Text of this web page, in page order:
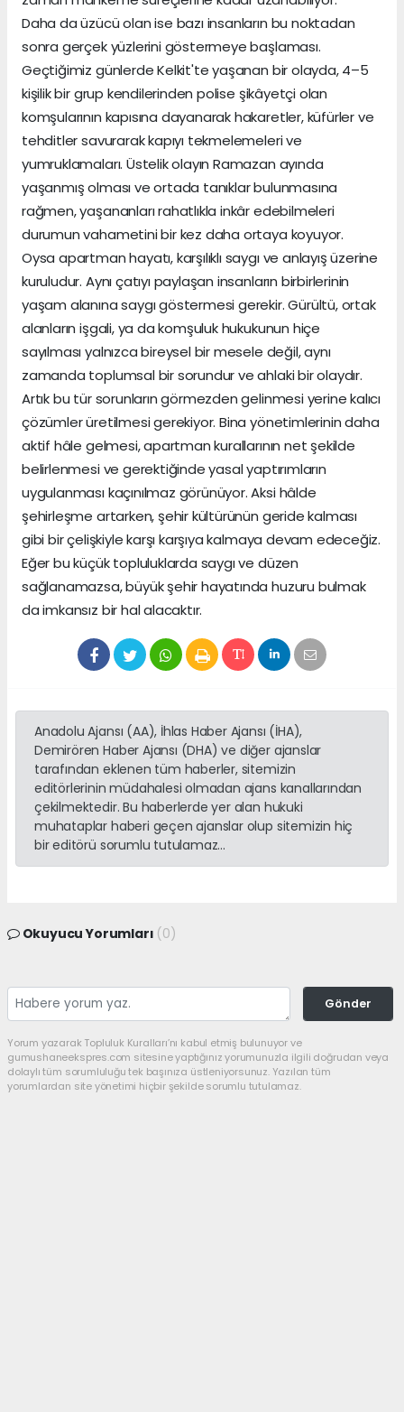
Daha da üzücü olan ise bazı insanların bu noktadan
sonra gerçek yüzlerini göstermeye başlaması.
Geçtiğimiz günlerde Kelkit'te yaşanan bir olayda, 4–5
kişilik bir grup kendilerinden polise şikâyetçi olan
komşularının kapısına dayanarak hakaretler, küfürler ve
tehditler savurarak kapıyı tekmelemeleri ve
yumruklamaları. Üstelik olayın Ramazan ayında
yaşanmış olması ve ortada tanıklar bulunmasına
rağmen, yaşananları rahatlıkla inkâr edebilmeleri
durumun vahametini bir kez daha ortaya koyuyor.
Oysa apartman hayatı, karşılıklı saygı ve anlayış üzerine
kuruludur. Aynı çatıyı paylaşan insanların birbirlerinin
yaşam alanına saygı göstermesi gerekir. Gürültü, ortak
alanların işgali, ya da komşuluk hukukunun hiçe
sayılması yalnızca bireysel bir mesele değil, aynı
zamanda toplumsal bir sorundur ve ahlaki bir olaydır.
Artık bu tür sorunların görmezden gelinmesi yerine kalıcı
çözümler üretilmesi gerekiyor. Bina yönetimlerinin daha
aktif hâle gelmesi, apartman kurallarının net şekilde
belirlenmesi ve gerektiğinde yasal yaptırımların
uygulanması kaçınılmaz görünüyor. Aksi hâlde
şehirleşme artarken, şehir kültürünün geride kalması
gibi bir çelişkiyle karşı karşıya kalmaya devam edeceğiz.
Eğer bu küçük topluluklarda saygı ve düzen
sağlanamazsa, büyük şehir hayatında huzuru bulmak
da imkansız bir hal alacaktır.
Anadolu Ajansı (AA), İhlas Haber Ajansı (İHA),
Demirören Haber Ajansı (DHA) ve diğer ajanslar
tarafından eklenen tüm haberler, sitemizin
editörlerinin müdahalesi olmadan ajans kanallarından
çekilmektedir. Bu haberlerde yer alan hukuki
muhataplar haberi geçen ajanslar olup sitemizin hiç
bir editörü sorumlu tutulamaz...
Okuyucu Yorumları (0)
Gönder
Yorum yazarak Topluluk Kuralları’nı kabul etmiş bulunuyor ve
gumushaneekspres.com sitesine yaptığınız yorumunuzla ilgili doğrudan veya
dolaylı tüm sorumluluğu tek başınıza üstleniyorsunuz. Yazılan tüm
yorumlardan site yönetimi hiçbir şekilde sorumlu tutulamaz.